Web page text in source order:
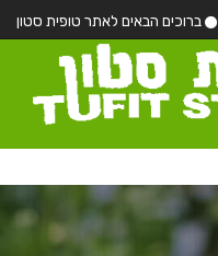
ברוכים הבאים לאתר טופית סטון